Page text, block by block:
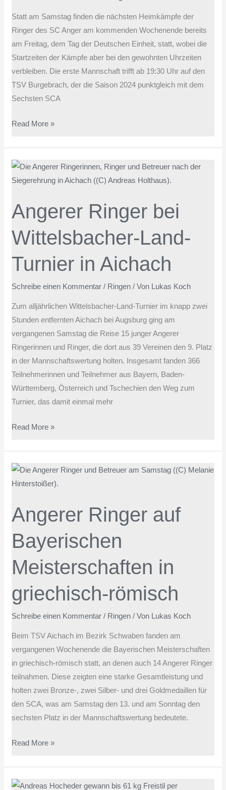
Statt am Samstag finden die nächsten Heimkämpfe der
Ringer des SC Anger am kommenden Wochenende bereits
am Freitag, dem Tag der Deutschen Einheit, statt, wobei die
Startzeiten der Kämpfe aber bei den gewohnten Uhrzeiten
verbleiben. Die erste Mannschaft trifft ab 19:30 Uhr auf den
TSV Burgebrach, der die Saison 2024 punktgleich mit dem
Sechsten SCA
Read More »
Angerer Ringer bei
Wittelsbacher-Land-
Turnier in Aichach
Schreibe einen Kommentar / Ringen / Von Lukas Koch
Zum alljährlichen Wittelsbacher-Land-Turnier im knapp zwei
Stunden entfernten Aichach bei Augsburg ging am
vergangenen Samstag die Reise 15 junger Angerer
Ringerinnen und Ringer, die dort aus 39 Vereinen den 9. Platz
in der Mannschaftswertung holten. Insgesamt fanden 366
Teilnehmerinnen und Teilnehmer aus Bayern, Baden-
Württemberg, Österreich und Tschechien den Weg zum
Turnier, das damit einmal mehr
Angerer
Ringer
Wittelsbacher-
Land-
Turnier
Aichach
Read More »
Angerer Ringer auf
Bayerischen
Meisterschaften in
griechisch-römisch
Schreibe einen Kommentar / Ringen / Von Lukas Koch
Beim TSV Aichach im Bezirk Schwaben fanden am
vergangenen Wochenende die Bayerischen Meisterschaften
in griechisch-römisch statt, an denen auch 14 Angerer Ringer
teilnahmen. Diese zeigten eine starke Gesamtleistung und
holten zwei Bronze-, zwei Silber- und drei Goldmedaillen für
den SCA, was am Samstag den 13. und am Sonntag den
sechsten Platz in der Mannschaftswertung bedeutete.
Angerer
Ringer
Bayerischen
Meisterschaften
in
griechisch-
römisch
Read More »
Sieg